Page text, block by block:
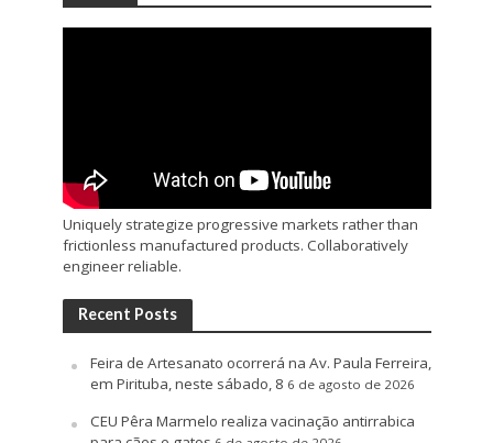
Uniquely strategize progressive markets rather than
frictionless manufactured products. Collaboratively
engineer reliable.
Recent Posts
Feira de Artesanato ocorrerá na Av. Paula Ferreira,
em Pirituba, neste sábado, 8 6 de agosto de 2026
CEU Pêra Marmelo realiza vacinação antirrabica